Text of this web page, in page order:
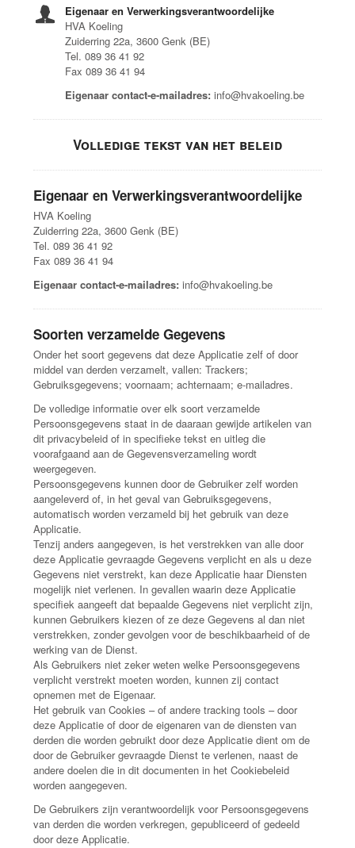
Eigenaar en Verwerkingsverantwoordelijke
HVA Koeling
Zuiderring 22a, 3600 Genk (BE)
Tel. 089 36 41 92
Fax 089 36 41 94
Eigenaar contact-e-mailadres: info@hvakoeling.be
Volledige tekst van het beleid
Eigenaar en Verwerkingsverantwoordelijke
HVA Koeling
Zuiderring 22a, 3600 Genk (BE)
Tel. 089 36 41 92
Fax 089 36 41 94
Eigenaar contact-e-mailadres: info@hvakoeling.be
Soorten verzamelde Gegevens
Onder het soort gegevens dat deze Applicatie zelf of door
middel van derden verzamelt, vallen: Trackers;
Gebruiksgegevens; voornaam; achternaam; e-mailadres.
De volledige informatie over elk soort verzamelde
Persoonsgegevens staat in de daaraan gewijde artikelen van
dit privacybeleid of in specifieke tekst en uitleg die
voorafgaand aan de Gegevensverzameling wordt
weergegeven.
Persoonsgegevens kunnen door de Gebruiker zelf worden
aangeleverd of, in het geval van Gebruiksgegevens,
automatisch worden verzameld bij het gebruik van deze
Applicatie.
Tenzij anders aangegeven, is het verstrekken van alle door
deze Applicatie gevraagde Gegevens verplicht en als u deze
Gegevens niet verstrekt, kan deze Applicatie haar Diensten
mogelijk niet verlenen. In gevallen waarin deze Applicatie
specifiek aangeeft dat bepaalde Gegevens niet verplicht zijn,
kunnen Gebruikers kiezen of ze deze Gegevens al dan niet
verstrekken, zonder gevolgen voor de beschikbaarheid of de
werking van de Dienst.
Als Gebruikers niet zeker weten welke Persoonsgegevens
verplicht verstrekt moeten worden, kunnen zij contact
opnemen met de Eigenaar.
Het gebruik van Cookies – of andere tracking tools – door
deze Applicatie of door de eigenaren van de diensten van
derden die worden gebruikt door deze Applicatie dient om de
door de Gebruiker gevraagde Dienst te verlenen, naast de
andere doelen die in dit documenten in het Cookiebeleid
worden aangegeven.
De Gebruikers zijn verantwoordelijk voor Persoonsgegevens
van derden die worden verkregen, gepubliceerd of gedeeld
door deze Applicatie.